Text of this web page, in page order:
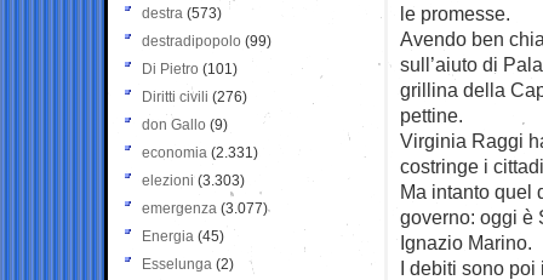
le promesse.
Avendo ben
sull’aiuto di
grillina della
pettine.
Virginia Raggi
costringe i
Ma intanto quel
governo: oggi è
Ignazio Marino.
I debiti sono poi
destra (573)
destradipopolo (99)
Di Pietro (101)
Diritti civili (276)
don Gallo (9)
economia (2.331)
elezioni (3.303)
emergenza (3.077)
Energia (45)
Esselunga (2)